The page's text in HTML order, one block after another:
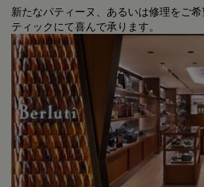
新たなパティーヌ、あるいは修理をご
ティックにて喜んで承ります。